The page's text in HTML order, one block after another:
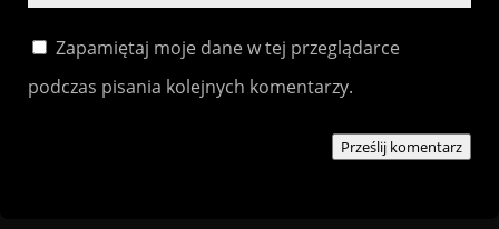
Zapamiętaj moje dane w tej przeglądarce
podczas pisania kolejnych komentarzy.
Prześlij komentarz